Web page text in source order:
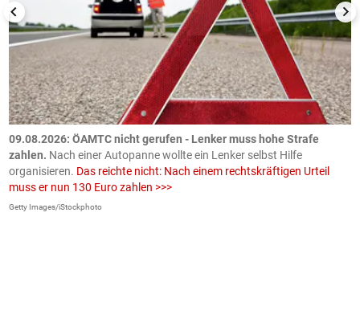
09.08.2026: ÖAMTC nicht gerufen - Lenker muss hohe Strafe
zahlen. Nach einer Autopanne wollte ein Lenker selbst Hilfe
organisieren. Das reichte nicht: Nach einem rechtskräftigen Urteil
muss er nun 130 Euro zahlen >>>
Getty Images/iStockphoto